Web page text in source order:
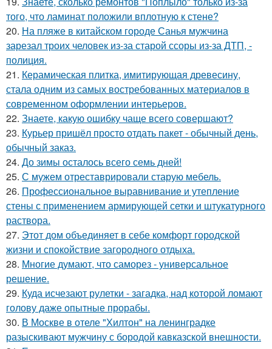
того, что ламинат положили вплотную к стене?
20. На пляже в китайском городе Санья мужчина
зарезал троих человек из-за старой ссоры из-за ДТП, -
полиция.
21. Керамическая плитка, имитирующая древесину,
стала одним из самых востребованных материалов в
современном оформлении интерьеров.
22. Знаете, какую ошибку чаще всего совершают?
23. Курьер пришёл просто отдать пакет - обычный день,
обычный заказ.
24. До зимы осталось всего семь дней!
25. С мужем отреставрировали старую мебель.
26. Профессиональное выравнивание и утепление
стены с применением армирующей сетки и штукатурного
раствора.
27. Этот дом объединяет в себе комфорт городской
жизни и спокойствие загородного отдыха.
28. Многие думают, что саморез - универсальное
решение.
29. Куда исчезают рулетки - загадка, над которой ломают
голову даже опытные прорабы.
30. В Москве в отеле "Хилтон" на ленинградке
разыскивают мужчину с бородой кавказской внешности.